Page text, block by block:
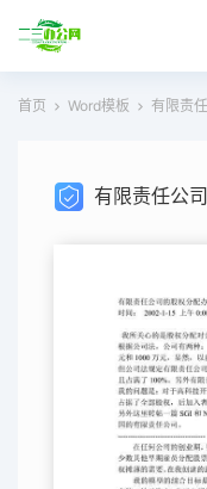
首页 Word模板 有限责